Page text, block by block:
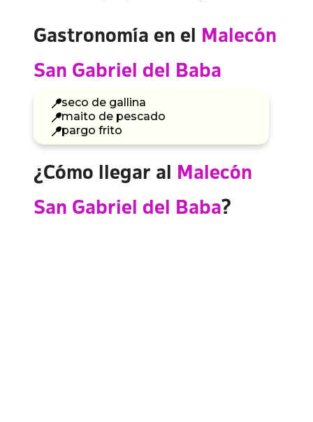
Gastronomía en el
Malecón
San Gabriel del Baba
seco de gallina
maito de pescado
pargo frito
¿Cómo llegar al
Malecón
San Gabriel del Baba?